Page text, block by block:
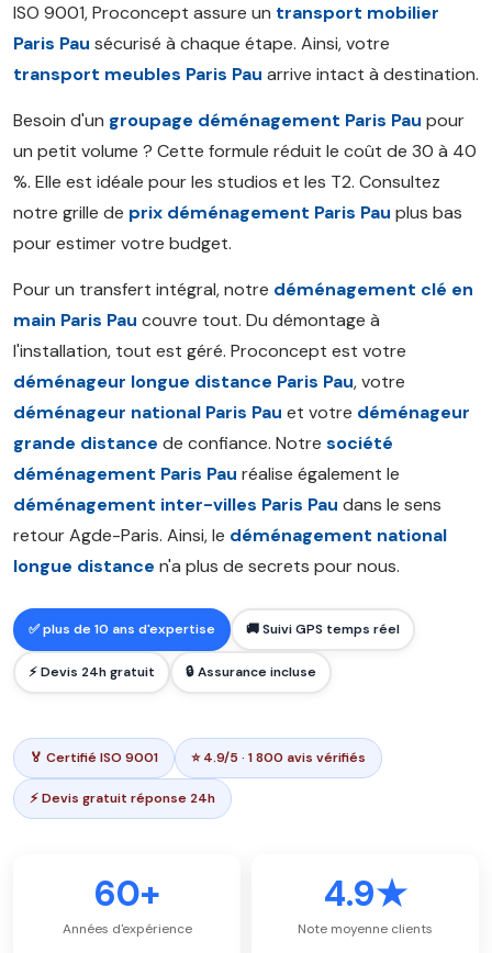
ISO 9001, Proconcept assure un transport mobilier
Paris Pau sécurisé à chaque étape. Ainsi, votre
transport meubles Paris Pau arrive intact à destination.
Besoin d'un groupage déménagement Paris Pau pour
un petit volume ? Cette formule réduit le coût de 30 à 40
%. Elle est idéale pour les studios et les T2. Consultez
notre grille de prix déménagement Paris Pau plus bas
pour estimer votre budget.
Pour un transfert intégral, notre déménagement clé en
main Paris Pau couvre tout. Du démontage à
l'installation, tout est géré. Proconcept est votre
déménageur longue distance Paris Pau, votre
déménageur national Paris Pau et votre déménageur
grande distance de confiance. Notre société
déménagement Paris Pau réalise également le
déménagement inter-villes Paris Pau dans le sens
retour Agde-Paris. Ainsi, le déménagement national
longue distance n'a plus de secrets pour nous.
✅ plus de 10 ans d'expertise 🚚 Suivi GPS temps réel
⚡ Devis 24h gratuit 🔒 Assurance incluse
🏅 Certifié ISO 9001 ⭐ 4.9/5 · 1 800 avis vérifiés
⚡ Devis gratuit réponse 24h
60+
Années d'expérience
4.9★
Note moyenne clients